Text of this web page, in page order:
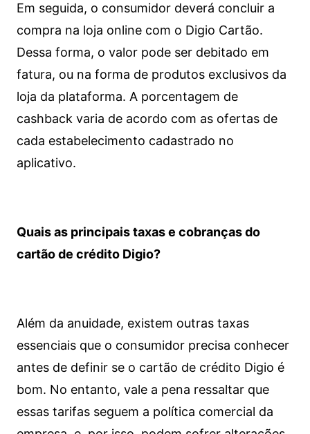
Em seguida, o consumidor deverá concluir a
compra na loja online com o Digio Cartão.
Dessa forma, o valor pode ser debitado em
fatura, ou na forma de produtos exclusivos da
loja da plataforma. A porcentagem de
cashback varia de acordo com as ofertas de
cada estabelecimento cadastrado no
aplicativo.
Quais as principais taxas e cobranças do
cartão de crédito Digio?
Além da anuidade, existem outras taxas
essenciais que o consumidor precisa conhecer
antes de definir se o cartão de crédito Digio é
bom. No entanto, vale a pena ressaltar que
essas tarifas seguem a política comercial da